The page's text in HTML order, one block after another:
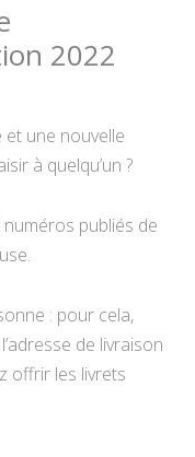
2022
et une nouvelle
à quelqu’un ?
publiés de
: pour cela,
de livraison
offrir les livrets